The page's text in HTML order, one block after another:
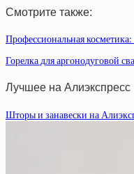
Смотрите также:
Профессиональная
Горелка для аргонодуговой
Лучшее на Алиэкспресс
Шторы и занавески на